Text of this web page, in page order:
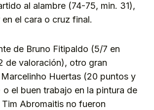
al alambre (74-75, min. 31),
el cara o cruz final.
de Bruno Fitipaldo (5/7 en
de valoración), otro gran
Huertas (20 puntos y
o el buen trabajo en la pintura de
Tim Abromaitis no fueron